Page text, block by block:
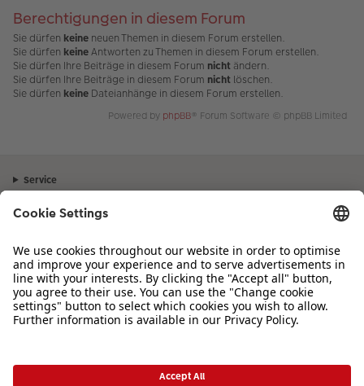
Berechtigungen in diesem Forum
Sie dürfen keine neuen Themen in diesem Forum erstellen.
Sie dürfen keineAntworten zu Themen in diesem Forum erstellen.
Sie dürfen Ihre Beiträge in diesem Forum nicht ändern.
Sie dürfen Ihre Beiträge in diesem Forum nicht löschen.
Sie dürfen keine Dateianhänge in diesem Forum erstellen.
Powered by phpBB® Forum Software © phpBB Limited
Service
Sortiment
Inspiration